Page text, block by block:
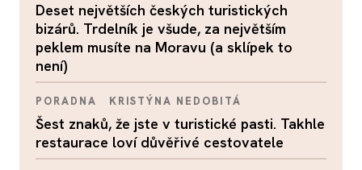
Deset největších českých turistických
bizárů. Trdelník je všude, za největším
peklem musíte na Moravu (a sklípek to
není)
PORADNA KRISTÝNA NEDOBITÁ
Šest znaků, že jste v turistické pasti. Takhle
restaurace loví důvěřivé cestovatele